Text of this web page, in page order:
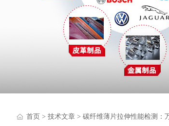
首页 > 技术文章 > 碳纤维薄片拉伸性能检测：